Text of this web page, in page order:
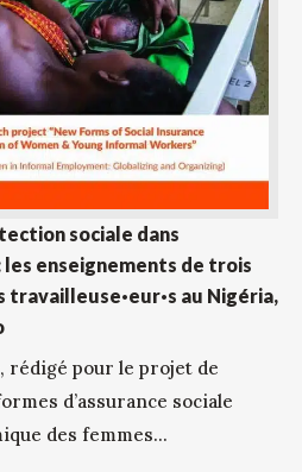
sociale dans
les enseignements de trois
travailleuse·eur·s au Nigéria,
rédigé pour le projet de
d’assurance sociale
des femmes...